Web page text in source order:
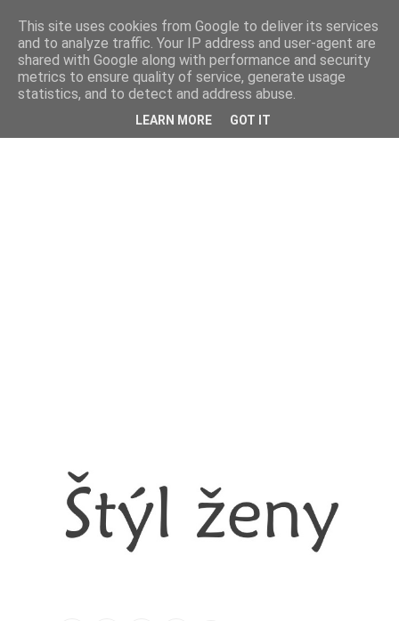
This site uses cookies from Google to deliver its services
and to analyze traffic. Your IP address and user-agent are
shared with Google along with performance and security
metrics to ensure quality of service, generate usage
statistics, and to detect and address abuse.
LEARN MORE GOT IT